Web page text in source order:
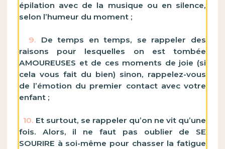
épilation avec de la musique ou en silence,
selon l’humeur du moment ;
9. De temps en temps, se rappeler des
raisons pour lesquelles on est tombée
AMOUREUSES et de ces moments de joie (si
cela vous fait du bien) sinon, rappelez-vous
de l’émotion du premier contact avec votre
enfant ;
10. Et surtout, se rappeler qu’on ne vit qu’une
fois. Alors, il ne faut pas oublier de SE
SOURIRE à soi-même pour chasser la fatigue